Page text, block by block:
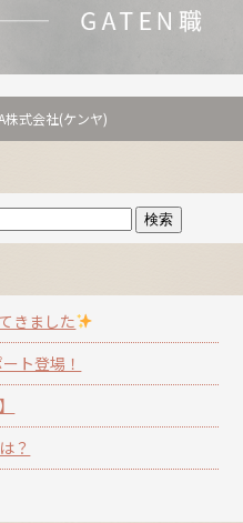
株式会社(ケンヤ)
きました
ト登場！
？